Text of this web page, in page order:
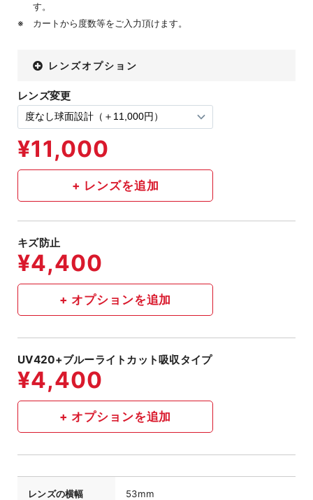
す。
カートから度数等をご入力頂けます。
レンズオプション
レンズ変更
キズ防止
UV420+ブルーライトカット吸収タイプ
レンズの横幅 53mm